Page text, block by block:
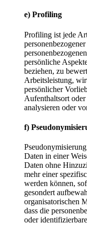
e) Profiling
Profiling ist jede
persönliche
beziehen, zu
Arbeitsleistung,
persönlicher
Aufenthaltsort
analysieren oder
f)
Daten in einer
Daten ohne
mehr einer
werden können,
gesondert
organisatorischen
dass die
oder